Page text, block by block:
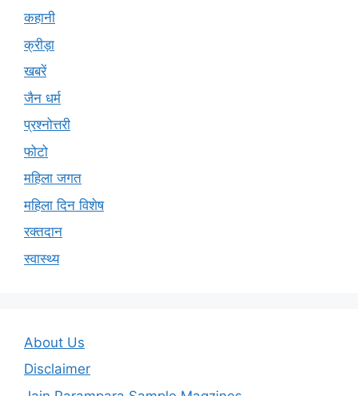
कहानी
क्रीड़ा
खबरें
जैन धर्म
प्रश्नोत्तरी
फोटो
महिला जगत
महिला दिन विशेष
रक्तदान
स्वास्थ्य
About Us
Disclaimer